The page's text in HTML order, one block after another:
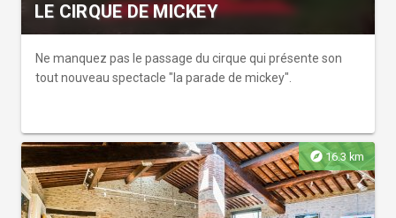
LE CIRQUE DE MICKEY
Ne manquez pas le passage du cirque qui présente son
tout nouveau spectacle "la parade de mickey".
explore 16.3 km